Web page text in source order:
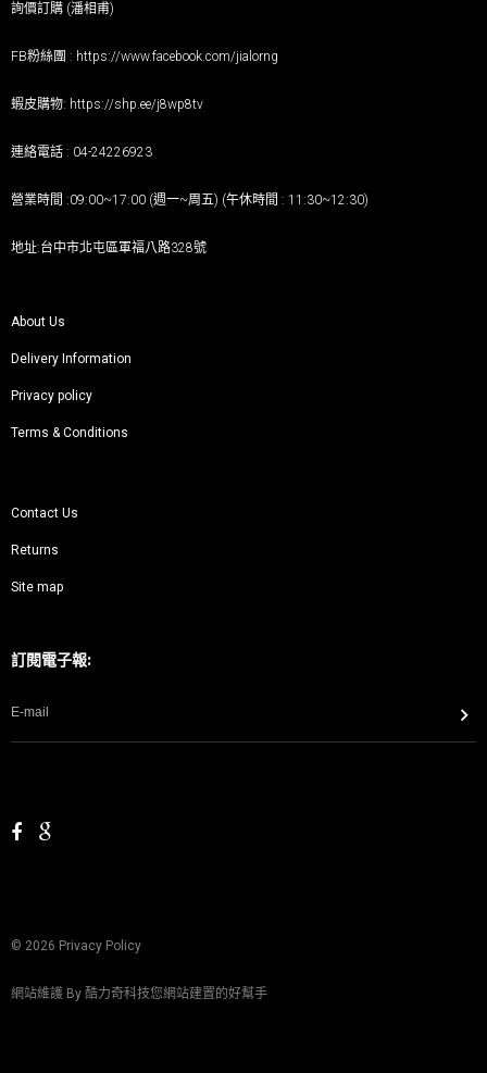
詢價訂購 (潘相甫)
FB粉絲團 : https://www.facebook.com/jialorng
蝦皮購物: https://shp.ee/j8wp8tv
連絡電話 : 04-24226923
營業時間 :09:00~17:00 (週一~周五) (午休時間 : 11:30~12:30)
地址:台中市北屯區軍福八路328號
About Us
Delivery Information
Privacy policy
Terms & Conditions
Contact Us
Returns
Site map
訂閱電子報:
© 2026 Privacy Policy
網站維護 By 酷力奇科技您網站建置的好幫手